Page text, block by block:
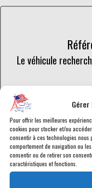
Pour offrir les meilleures
cookies pour stocker et/ou
consentir à ces technologies nous
comportement de navigation ou
consentir ou de retirer son
caractéristiques et fonctions.
Retrouvez toutes les
chez American Car City, en
Le véhicule